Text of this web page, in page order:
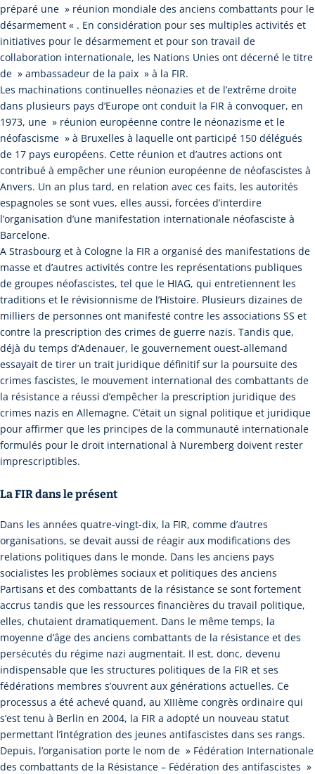
préparé une » réunion mondiale des anciens combattants pour le
désarmement « . En considération pour ses multiples activités et
initiatives pour le désarmement et pour son travail de
collaboration internationale, les Nations Unies ont décerné le titre
de » ambassadeur de la paix » à la FIR.
Les machinations continuelles néonazies et de l’extrême droite
dans plusieurs pays d’Europe ont conduit la FIR à convoquer, en
1973, une » réunion européenne contre le néonazisme et le
néofascisme » à Bruxelles à laquelle ont participé 150 délégués
de 17 pays européens. Cette réunion et d’autres actions ont
contribué à empêcher une réunion européenne de néofascistes à
Anvers. Un an plus tard, en relation avec ces faits, les autorités
espagnoles se sont vues, elles aussi, forcées d’interdire
l’organisation d’une manifestation internationale néofasciste à
Barcelone.
A Strasbourg et à Cologne la FIR a organisé des manifestations de
masse et d’autres activités contre les représentations publiques
de groupes néofascistes, tel que le HIAG, qui entretiennent les
traditions et le révisionnisme de l’Histoire. Plusieurs dizaines de
milliers de personnes ont manifesté contre les associations SS et
contre la prescription des crimes de guerre nazis. Tandis que,
déjà du temps d’Adenauer, le gouvernement ouest-allemand
essayait de tirer un trait juridique définitif sur la poursuite des
crimes fascistes, le mouvement international des combattants de
la résistance a réussi d’empêcher la prescription juridique des
crimes nazis en Allemagne. C’était un signal politique et juridique
pour affirmer que les principes de la communauté internationale
formulés pour le droit international à Nuremberg doivent rester
imprescriptibles.
La FIR dans le présent
Dans les années quatre-vingt-dix, la FIR, comme d’autres
organisations, se devait aussi de réagir aux modifications des
relations politiques dans le monde. Dans les anciens pays
socialistes les problèmes sociaux et politiques des anciens
Partisans et des combattants de la résistance se sont fortement
accrus tandis que les ressources financières du travail politique,
elles, chutaient dramatiquement. Dans le même temps, la
moyenne d’âge des anciens combattants de la résistance et des
persécutés du régime nazi augmentait. Il est, donc, devenu
indispensable que les structures politiques de la FIR et ses
fédérations membres s’ouvrent aux générations actuelles. Ce
processus a été achevé quand, au XIIIème congrès ordinaire qui
s’est tenu à Berlin en 2004, la FIR a adopté un nouveau statut
permettant l’intégration des jeunes antifascistes dans ses rangs.
Depuis, l’organisation porte le nom de » Fédération Internationale
des combattants de la Résistance – Fédération des antifascistes »